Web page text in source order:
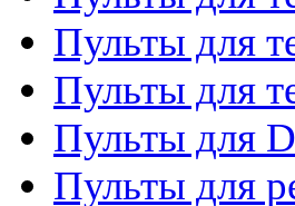
Пульты для
Пульты для
Пульты для
Пульты для